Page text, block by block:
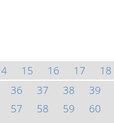
15 16 17 18
36 37 38 39
57 58 59 60